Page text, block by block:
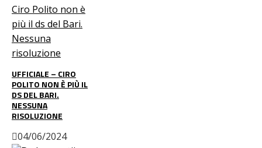
UFFICIALE – CIRO
POLITO NON È PIÙ IL
DS DEL BARI.
NESSUNA
RISOLUZIONE
04/06/2024